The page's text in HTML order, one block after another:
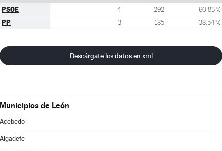
PSOE 4 292 60,83 %
PP 3 185 38,54 %
Descárgate los datos en xml
Municipios de León
Acebedo
Algadefe